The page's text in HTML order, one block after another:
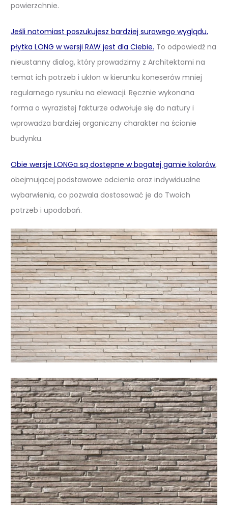
powierzchnie.
Jeśli natomiast poszukujesz bardziej surowego wyglądu,
płytka LONG w wersji RAW jest dla Ciebie. To odpowiedź na
nieustanny dialog, który prowadzimy z Architektami na
temat ich potrzeb i ukłon w kierunku koneserów mniej
regularnego rysunku na elewacji. Ręcznie wykonana
forma o wyrazistej fakturze odwołuje się do natury i
wprowadza bardziej organiczny charakter na ścianie
budynku.
Obie wersje LONGa są dostępne w bogatej gamie kolorów,
obejmującej podstawowe odcienie oraz indywidualne
wybarwienia, co pozwala dostosować je do Twoich
potrzeb i upodobań.